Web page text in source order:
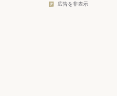
広告を非表示